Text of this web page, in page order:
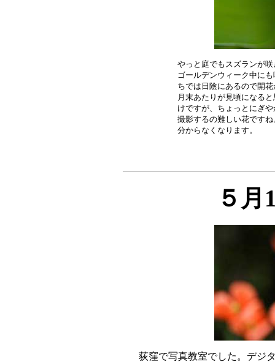
やっと庭でもスズランが
ゴールデンウィーク中に
ちでは日陰にあるので開
月末あたりが見頃になる
けですが、ちょっとにぎ
撮影するの難しい花です
５月
荻窪で写真教室でした。デジ